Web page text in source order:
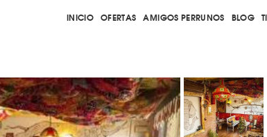
INICIO OFERTAS AMIGOS PERRUNOS BLOG